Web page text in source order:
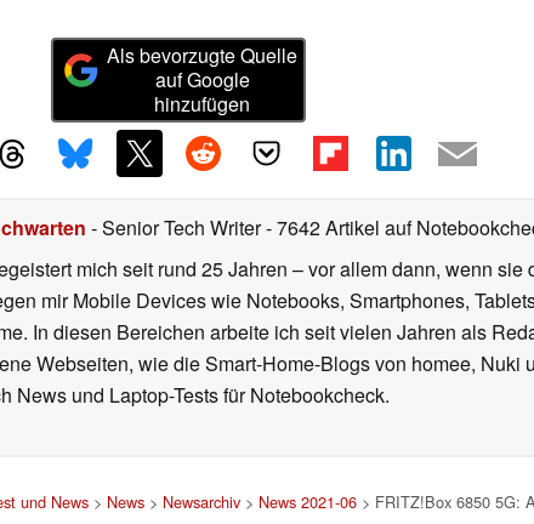
Als bevorzugte Quelle
auf Google
hinzufügen
- Senior Tech Writer- 7642 Artikel auf
mich seit rund 25 Jahren – vor allem dann, wenn
mir Mobile Devices wie Notebooks, Smartphones,
In diesen Bereichen arbeite ich seit vielen Jahren als
Webseiten, wie die Smart-Home-Blogs von homee,
News und Laptop-Tests für Notebookcheck.
und News> News> Newsarchiv> News 2021-06> FRITZ!Box 6850 5G: